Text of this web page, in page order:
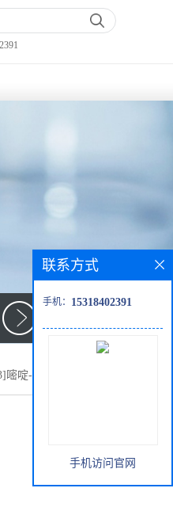
啶-5-基)乙基]苯甲酸
联系方式
手机： 15318402391
手机访问官网